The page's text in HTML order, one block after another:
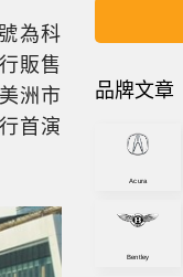
為科
販售
洲市
首演
品牌文章
Acura
Bentley